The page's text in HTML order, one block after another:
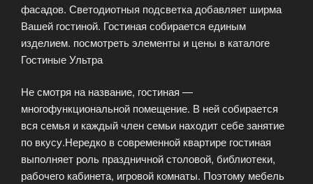
фасадов. Светодиотныя подсветка добавляет ширма
Вашей гостиной. Гостиная собирается единым
изделием. посмотреть элементы и цены в каталоге
Гостиные Ультра
Не смотря на название, гостиная —
многофункциональной помещение. В ней собирается
вся семья и каждый член семьи находит себе занятие
по вкусу.Нередко в современной квартире гостиная
выполняет роль праздничной столовой, библиотеки,
рабочего кабинета, игровой комнаты. Поэтому мебель